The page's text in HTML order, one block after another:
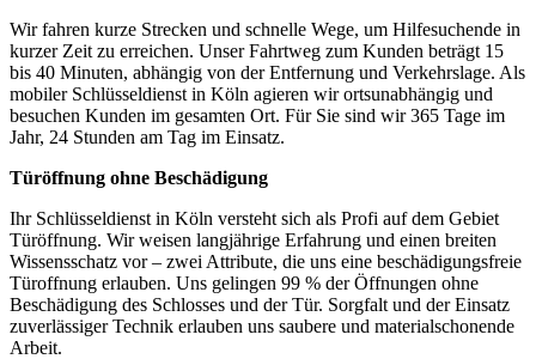
Wir fahren kurze Strecken und schnelle Wege, um Hilfesuchende in
kurzer Zeit zu erreichen. Unser Fahrtweg zum Kunden beträgt 15
bis 40 Minuten, abhängig von der Entfernung und Verkehrslage. Als
mobiler Schlüsseldienst in Köln agieren wir ortsunabhängig und
besuchen Kunden im gesamten Ort. Für Sie sind wir 365 Tage im
Jahr, 24 Stunden am Tag im Einsatz.
Türöffnung ohne Beschädigung
Ihr Schlüsseldienst in Köln versteht sich als Profi auf dem Gebiet
Türöffnung. Wir weisen langjährige Erfahrung und einen breiten
Wissensschatz vor – zwei Attribute, die uns eine beschädigungsfreie
Türoffnung erlauben. Uns gelingen 99 % der Öffnungen ohne
Beschädigung des Schlosses und der Tür. Sorgfalt und der Einsatz
zuverlässiger Technik erlauben uns saubere und materialschonende
Arbeit.